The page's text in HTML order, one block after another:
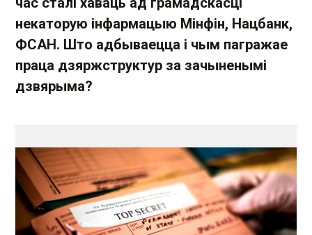
некаторую інфармацыю Мінфін, Нацбанк,
ФСАН. Што адбываецца і чым пагражае
праца дзяржструктур за зачыненымі
дзвярыма?